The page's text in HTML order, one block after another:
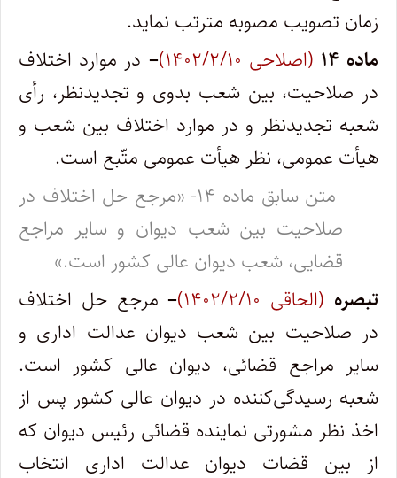
زمان تصویب مصوبه مترتب نماید.
ماده ۱۴ (اصلاحی ۱۴۰۲/۲/۱۰) – در موارد اختلاف
در صلاحیت، بین شعب بدوی و تجدیدنظر، رأی
شعبه تجدیدنظر و در موارد اختلاف بین شعب و
هیأت عمومی، نظر هیأت عمومی متّبع است.
متن سابق ماده ۱۴- «مرجع حل اختلاف در
صلاحیت بین شعب دیوان و سایر مراجع
قضایی، شعب دیوان عالی کشور است.»
تبصره (الحاقی ۱۴۰۲/۲/۱۰) –مرجع حل اختلاف
در صلاحیت بین شعب دیوان عدالت اداری و
سایر مراجع قضائی، دیوان عالی کشور است.
شعبه رسیدگی‌کننده در دیوان عالی کشور پس از
اخذ نظر مشورتی نماینده قضائی رئیس دیوان که
از بین قضات دیوان عدالت اداری انتخاب